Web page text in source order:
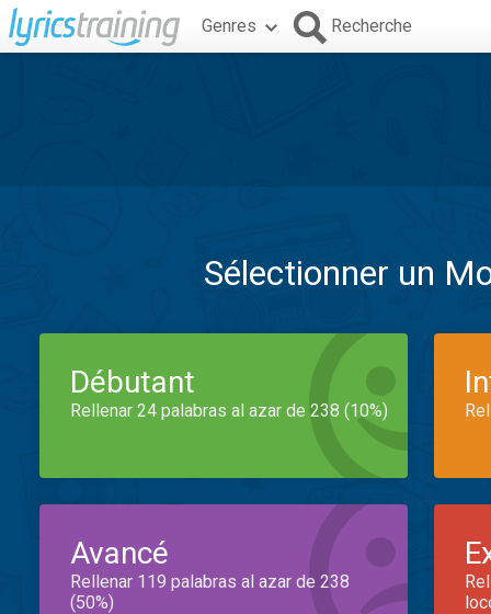
Genres Recherche
Sélectionner un
Débutant
Rellenar 24 palabras al azar de 238 (10%)
Avancé
Rellenar 119 palabras al azar de 238
(50%)